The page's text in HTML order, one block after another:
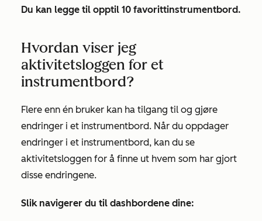
Du kan legge til opptil 10 favorittinstrumentbord.
Hvordan viser jeg
aktivitetsloggen for et
instrumentbord?
Flere enn én bruker kan ha tilgang til og gjøre
endringer i et instrumentbord. Når du oppdager
endringer i et instrumentbord, kan du se
aktivitetsloggen for å finne ut hvem som har gjort
disse endringene.
Slik navigerer du til dashbordene dine: